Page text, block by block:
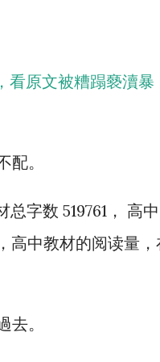
看原文被糟蹋褻瀆暴
。
字数 519761， 高中
高中教材的阅读量，
。